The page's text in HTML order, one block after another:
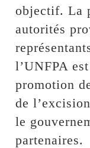
objectif. La
autorités
l’UNFPA
promotion
de
le
partenaires.